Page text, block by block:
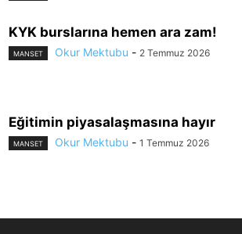
KYK burslarına hemen ara zam!
MANSET Okur Mektubu - 2 Temmuz 2026
Eğitimin piyasalaşmasına hayır
MANSET Okur Mektubu - 1 Temmuz 2026